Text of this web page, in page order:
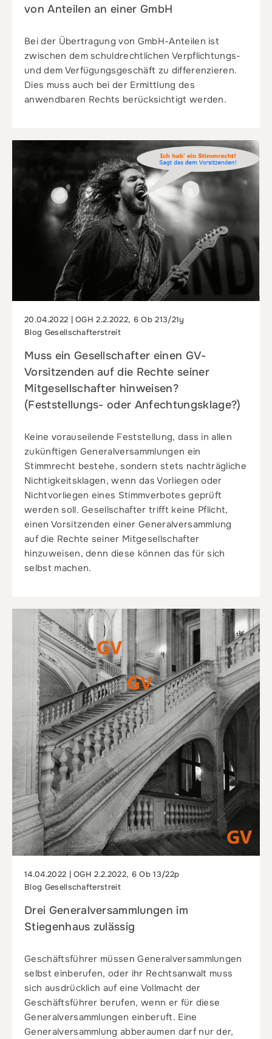
von Anteilen an einer GmbH
Bei der Übertragung von GmbH-Anteilen ist
zwischen dem schuldrechtlichen Verpflichtungs-
und dem Verfügungsgeschäft zu differenzieren.
Dies muss auch bei der Ermittlung des
anwendbaren Rechts berücksichtigt werden.
20.04.2022 | OGH 2.2.2022, 6 Ob 213/21y
Blog Gesellschafterstreit
Muss ein Gesellschafter einen GV-
Vorsitzenden auf die Rechte seiner
Mitgesellschafter hinweisen?
(Feststellungs- oder Anfechtungsklage?)
Keine vorauseilende Feststellung, dass in allen
zukünftigen Generalversammlungen ein
Stimmrecht bestehe, sondern stets nachträgliche
Nichtigkeitsklagen, wenn das Vorliegen oder
Nichtvorliegen eines Stimmverbotes geprüft
werden soll. Gesellschafter trifft keine Pflicht,
einen Vorsitzenden einer Generalversammlung
auf die Rechte seiner Mitgesellschafter
hinzuweisen, denn diese können das für sich
selbst machen.
14.04.2022 | OGH 2.2.2022, 6 Ob 13/22p
Blog Gesellschafterstreit
Drei Generalversammlungen im
Stiegenhaus zulässig
Geschäftsführer müssen Generalversammlungen
selbst einberufen, oder ihr Rechtsanwalt muss
sich ausdrücklich auf eine Vollmacht der
Geschäftsführer berufen, wenn er für diese
Generalversammlungen einberuft. Eine
Generalversammlung abberaumen darf nur der,